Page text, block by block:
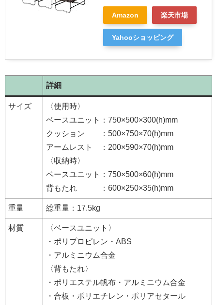
Amazon 楽天市場
Yahooショッピング
詳細
サイズ
〈使用時〉
ベースユニット：750×500×300(h)mm
クッション ：500×750×70(h)mm
アームレスト ：200×590×70(h)mm
〈収納時〉
ベースユニット：750×500×60(h)mm
背もたれ ：600×250×35(h)mm
重量 総重量：17.5kg
材質
〈ベースユニット〉
・ポリプロピレン・ABS
・アルミニウム合金
〈背もたれ〉
・ポリエステル帆布・アルミニウム合金
・合板・ポリエチレン・ポリアセタール